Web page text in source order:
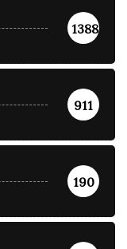
1388
911
190